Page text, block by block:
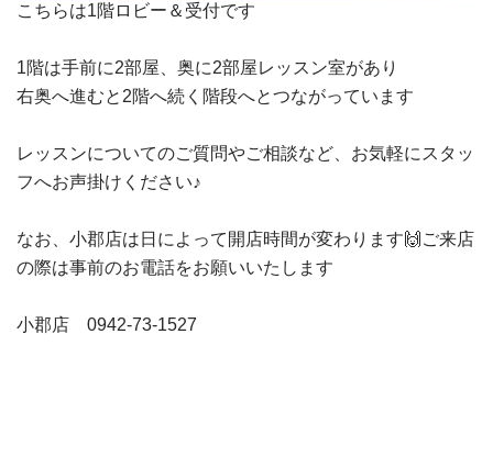
こちらは1階ロビー＆受付です
1階は手前に2部屋、奥に2部屋レッスン室があり
右奥へ進むと2階へ続く階段へとつながっています
レッスンについてのご質問やご相談など、お気軽にスタッ
フへお声掛けください♪
なお、小郡店は日によって開店時間が変わります🙌ご来店
の際は事前のお電話をお願いいたします
小郡店 0942-73-1527